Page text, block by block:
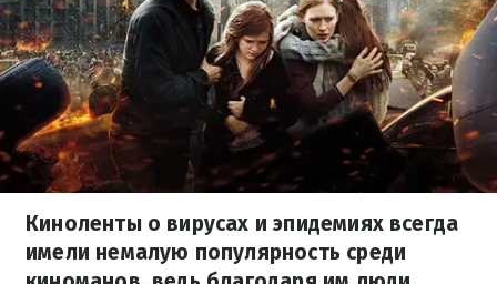
Киноленты о вирусах и эпидемиях всегда
имели немалую популярность среди